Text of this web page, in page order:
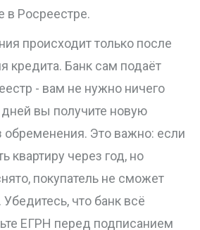
в Росреестре.
происходит только после
кредита. Банк сам подаёт
- вам не нужно ничего
вы получите новую
обременения. Это важно: если
квартиру через год, но
покупатель не сможет
что банк всё
ЕГРН перед подписанием